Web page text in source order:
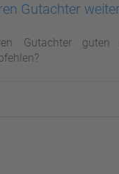
Gutachter
Gutachter guten